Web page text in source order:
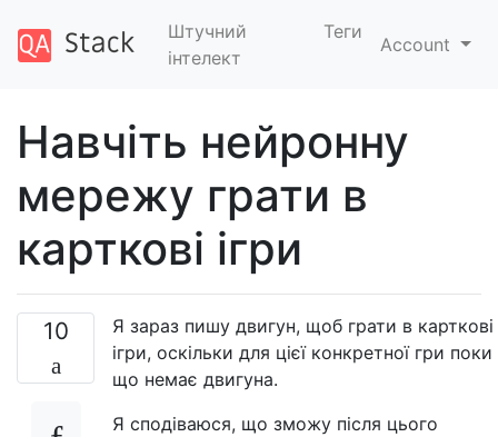
Штучний
інтелект
Теги
Account
Навчіть нейронну
мережу грати в
карткові ігри
10
Я зараз пишу двигун, щоб грати в карткові
ігри, оскільки для цієї конкретної гри поки
що немає двигуна.
Я сподіваюся, що зможу після цього